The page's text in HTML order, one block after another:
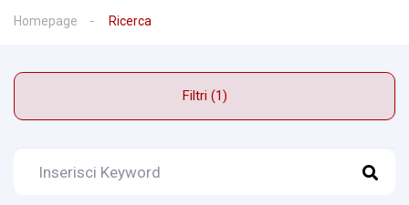
Homepage Ricerca
Filtri (1)